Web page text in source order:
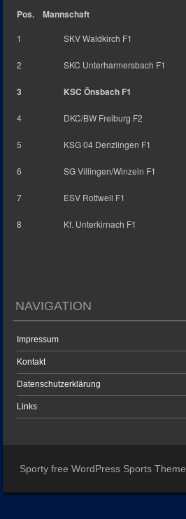
Pos. Mannschaft
1 SKV Waldkirch F1
2 SKC Unterharmersbach F1
3 KSC Önsbach F1
4 DKC/BW Freiburg F2
5 KSG 04 Denzlingen F1
6 SG Villingen/Winzeln F1
7 ESV Rottweil F1
8 Kf. Unterkirnach F1
NAVIGATION
Impressum
Kontakt
Datenschutzerklärung
Links
Sporty free WordPress Sports Theme